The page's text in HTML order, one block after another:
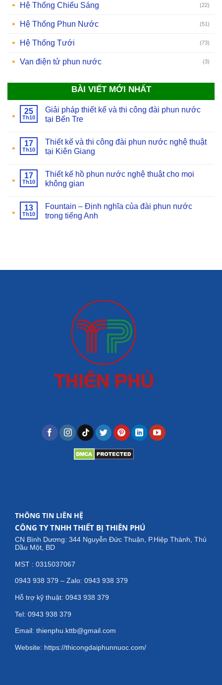
Hệ Thống Chiếu Sáng (22)
Hệ Thống Phun Nước (51)
Hệ Thống Tưới (73)
Van điện tử phun nước (3)
BÀI VIẾT MỚI NHẤT
25
Th10
Giải pháp thiết kế và thi công đài phun nước
tại Bến Tre
17
Th10
Thiết kế và thi công đài phun nước nghệ thuật
tại Kiên Giang
17
Th10
Thiết kế hồ phun nước nghệ thuật cho mọi
không gian
13
Th10
Fountain – Định nghĩa của đài phun nước
trong tiếng Anh
THÔNG TIN LIÊN HỆ
CÔNG TY TNHH THIẾT BỊ THIÊN PHÚ
CN Bình Dương: 344 Nguyễn Đức Thuận, P.Hiệp Thành, Thủ
Dầu Một, BD
MST : 0315037067
0943 938 379 – Zalo: 0943 938 379
Hỗ trợ kỹ thuật: 0943 938 379
Tel: 0943 938 379
Email: thienphu.kttb@gmail.com
Website: https://thicongdaiphunnuoc.com/